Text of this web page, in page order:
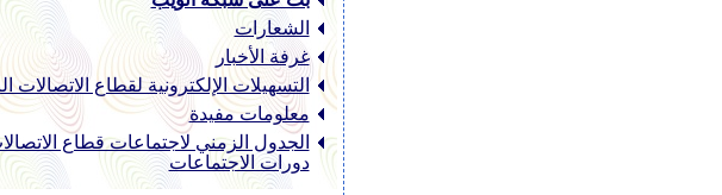
الشعارات
غرفة الأخبار
التسهيلات الإلكترونية لقطاع الاتصالات
معلومات مفيدة
الجدول الزمني لاجتماعات قطاع
دورات الاجتماعات